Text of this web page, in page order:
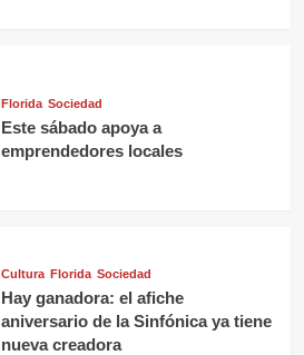
Florida Sociedad
Este sábado apoya a
emprendedores locales
Cultura Florida Sociedad
Hay ganadora: el afiche
aniversario de la Sinfónica ya tiene
nueva creadora